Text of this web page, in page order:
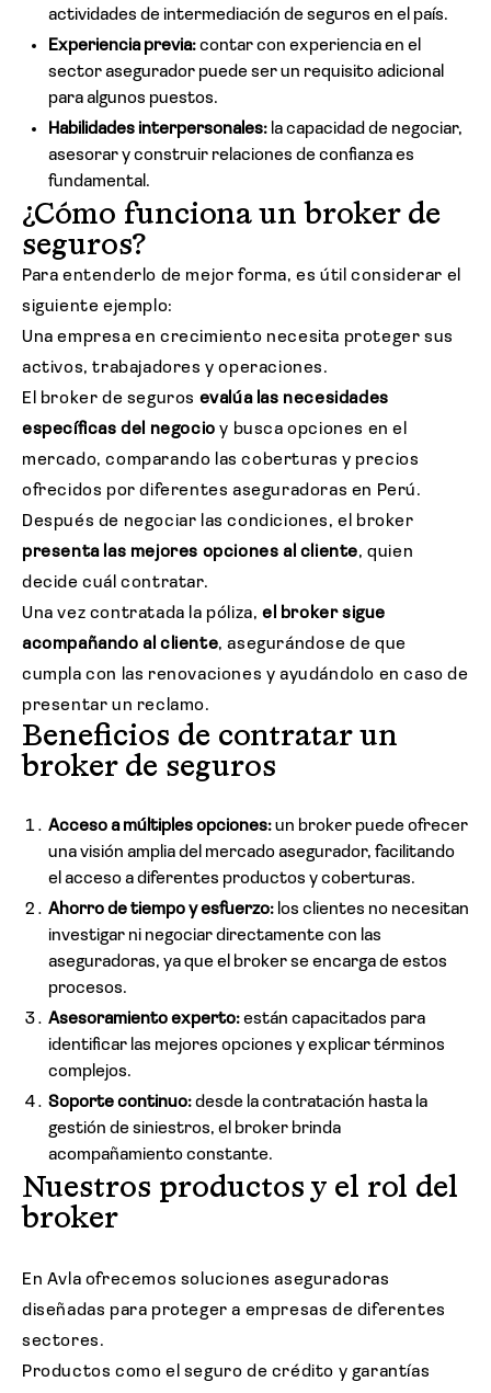
actividades de intermediación de seguros en el país.
Experiencia previa:contar con experiencia en el
sector asegurador puede ser un requisito adicional
para algunos puestos.
Habilidades interpersonales: la capacidad de negociar,
asesorar y construir relaciones de confianza es
fundamental.
¿Cómo funciona un broker de
seguros?
Para entenderlo de mejor forma, es útil considerar el
siguiente ejemplo:
Una empresa en crecimiento necesita proteger sus
activos, trabajadores y operaciones.
El broker de seguros evalúa las necesidades
específicas del negocio y busca opciones en el
mercado, comparando las coberturas y precios
ofrecidos por diferentes aseguradoras en Perú.
Después de negociar las condiciones, el broker
presenta las mejores opciones al cliente, quien
decide cuál contratar.
Una vez contratada la póliza, el broker sigue
acompañando al cliente, asegurándose de que
cumpla con las renovaciones y ayudándolo en caso de
presentar un reclamo.
Beneficios de contratar un
broker de seguros
Acceso a múltiples opciones:un broker puede ofrecer
una visión amplia del mercado asegurador, facilitando
el acceso a diferentes productos y coberturas.
Ahorro de tiempo y esfuerzo: los clientes no necesitan
investigar ni negociar directamente con las
aseguradoras, ya que el broker se encarga de estos
procesos.
Asesoramiento experto:están capacitados para
identificar las mejores opciones y explicar términos
complejos.
Soporte continuo:desde la contratación hasta la
gestión de siniestros, el broker brinda
acompañamiento constante.
Nuestros productos y el rol del
broker
En Avla ofrecemos soluciones aseguradoras
diseñadas para proteger a empresas de diferentes
sectores.
Productos como el seguro de crédito y garantías